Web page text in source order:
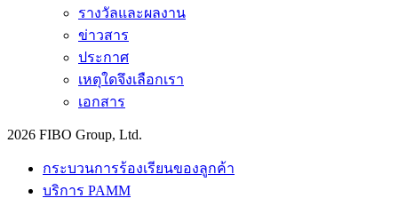
รางวัลและผลงาน
ข่าวสาร
ประกาศ
เหตุใดจึงเลือกเรา
เอกสาร
2026 FIBO Group, Ltd.
กระบวนการร้องเรียนของลูกค้า
บริการ PAMM